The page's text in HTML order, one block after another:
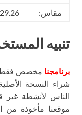
مقاس:
29.26
تنبيه
برنامجنا مخصص فقط
شراء النسخة
الناس لأنشطة غير
موقعنا مأخوذة من